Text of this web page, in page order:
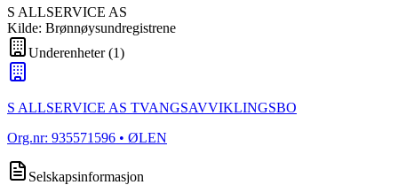
S ALLSERVICE AS
Kilde: Brønnøysundregistrene
Underenheter(1)
S ALLSERVICE AS TVANGSAVVIKLINGSBO
Org.nr: 935571596 • ØLEN
Selskapsinformasjon